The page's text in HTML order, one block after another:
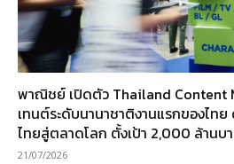
พาณิชย์ เปิดตัว Thailand Content
เทนต์ระดับนานาชาติงานแรกของไท
ไทยสู่ตลาดโลก ตั้งเป้า 2,000 ล้านบ
21/07/2026